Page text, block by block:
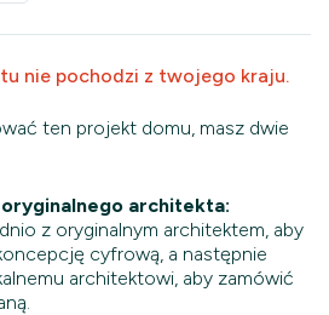
nie pochodzi z twojego kraju.
ten projekt domu, masz dwie
architekta:
z oryginalnym architektem, aby
cyfrową, a następnie
architektowi, aby zamówić